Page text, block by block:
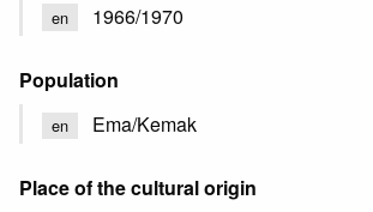
en 1966/1970
Population
en Ema/Kemak
Place of the cultural origin